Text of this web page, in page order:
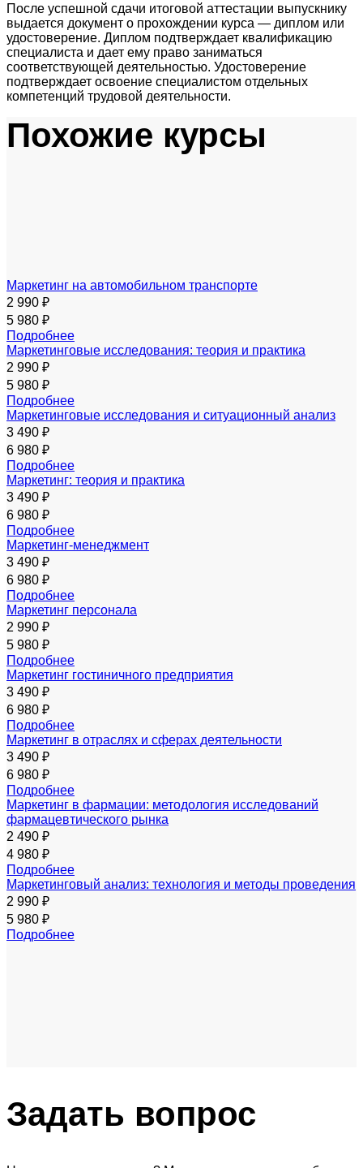
После успешной сдачи итоговой аттестации выпускнику
выдается документ о прохождении курса — диплом или
удостоверение. Диплом подтверждает квалификацию
специалиста и дает ему право заниматься
соответствующей деятельностью. Удостоверение
подтверждает освоение специалистом отдельных
компетенций трудовой деятельности.
Похожие курсы
Маркетинг на автомобильном транспорте
2 990 ₽
5 980 ₽
Подробнее
Маркетинговые исследования: теория и практика
2 990 ₽
5 980 ₽
Подробнее
Маркетинговые исследования и ситуационный анализ
3 490 ₽
6 980 ₽
Подробнее
Маркетинг: теория и практика
3 490 ₽
6 980 ₽
Подробнее
Маркетинг-менеджмент
3 490 ₽
6 980 ₽
Подробнее
Маркетинг персонала
2 990 ₽
5 980 ₽
Подробнее
Маркетинг гостиничного предприятия
3 490 ₽
6 980 ₽
Подробнее
Маркетинг в отраслях и сферах деятельности
3 490 ₽
6 980 ₽
Подробнее
Маркетинг в фармации: методология исследований
фармацевтического рынка
2 490 ₽
4 980 ₽
Подробнее
Маркетинговый анализ: технология и методы проведения
2 990 ₽
5 980 ₽
Подробнее
Задать вопрос